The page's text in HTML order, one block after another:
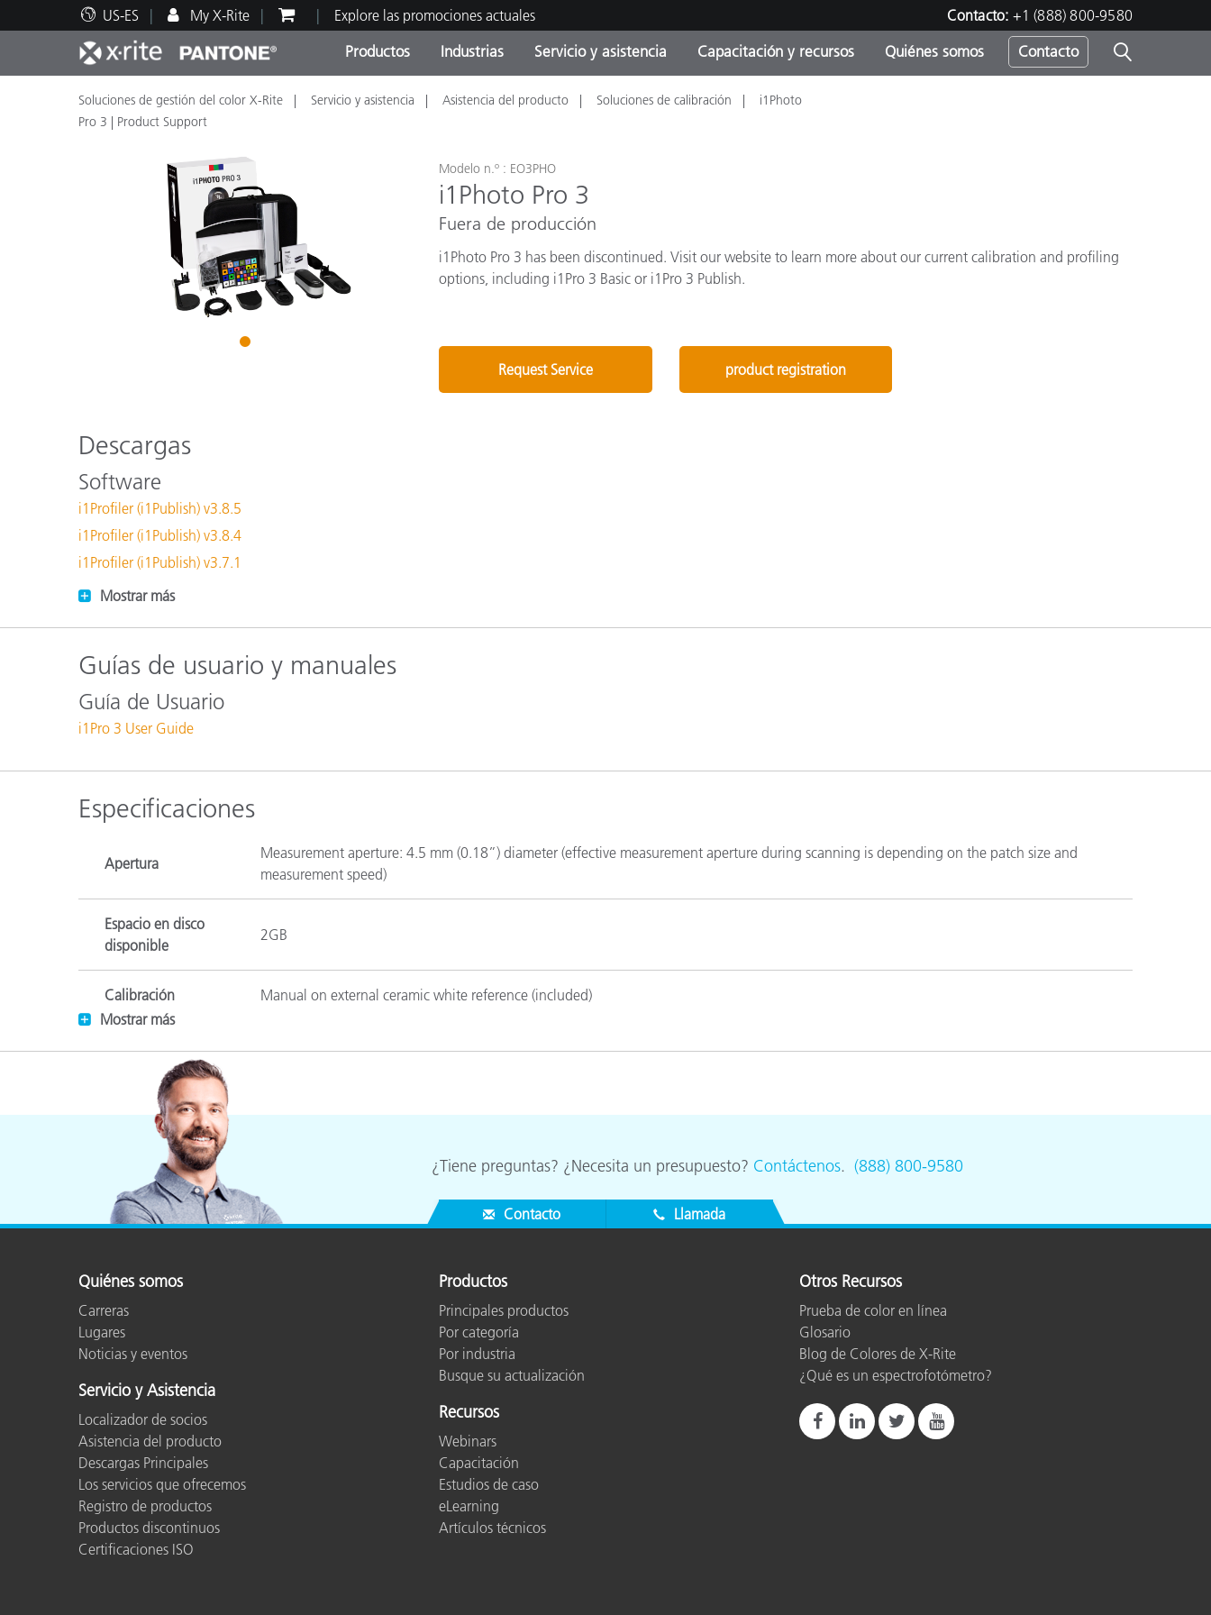
US-ES My X-Rite Explore las promociones actuales Contacto: +1 (888) 800-9580
Productos
Principales productos Categorías de Producto
Productos fuera de
Industrias
Impresión y Empaques
Automotriz
Pinturas y Recubrimientos
OEM Display & Printer
Ciencias de vida
Productos Electrónicos
Servicio y asistencia
Soporte técnico Servicio y mantenimiento Contacte con nuestro equipo
Capacitación y recursos
Recursos educativos Adiestramiento
Brand Experience Center
Consultas y auditorías
Otros recursos
Quiénes somos Contacto
Soluciones de gestión del color X-Rite Servicio y asistencia Asistencia del producto Soluciones de calibración
i1Photo
Pro 3 | Product Support
1
Modelo n.º : EO3PHO
i1Photo Pro 3
Fuera de producción
i1Photo Pro 3 has been discontinued. Visit our website to learn more about our current calibration and profiling
options, including i1Pro 3 Basic or i1Pro 3 Publish.
Request Service product registration
Descargas
Software
i1Profiler (i1Publish) v3.8.5
i1Profiler (i1Publish) v3.8.4
i1Profiler (i1Publish) v3.7.1
Mostrar más
Guías de usuario y manuales
Guía de Usuario
i1Pro 3 User Guide
Especificaciones
Apertura
Measurement aperture: 4.5 mm (0.18”) diameter (effective measurement aperture during scanning is depending on the patch size and
measurement speed)
Espacio en disco
disponible
2GB
Calibración Manual on external ceramic white reference (included)
comunicación
USB 1.1
Conectividad Powered USB port
Dimensiones
(largo, ancho, alto)
i1Pro device: 162 mm x 69 mm x 64 mm (6.4” x 2.7” x 2.5”)
Nivel de
experiencia
Humedad 30 to 85% RH (non-condensing)
Tamaño del área
de iluminación
Acuerdo entre
instrumentos
0.3 ∆E00* average, 0.8 ∆E00* max. (deviation from X-Rite manufacturing standard at a temperature of 23ºC (73.4ºF) on 12 BCRA tiles (D50,
Mostrar más
¿Tiene preguntas? ¿Necesita un presupuesto? Contáctenos. (888) 800-9580
Contacto Llamada
Quiénes somos
Carreras
Lugares
Noticias y eventos
Servicio y Asistencia
Localizador de socios
Asistencia del producto
Descargas Principales
Los servicios que ofrecemos
Registro de productos
Productos discontinuos
Certificaciones ISO
Productos
Principales productos
Por categoría
Por industria
Busque su actualización
Recursos
Webinars
Capacitación
Estudios de caso
eLearning
Artículos técnicos
Otros Recursos
Prueba de color en línea
Glosario
Blog de Colores de X-Rite
¿Qué es un espectrofotómetro?